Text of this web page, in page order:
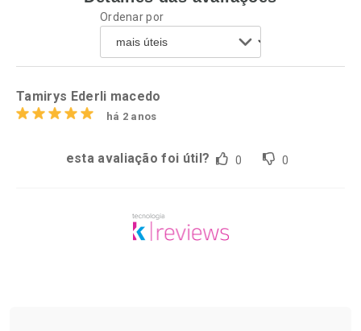
Comprar sem Desconto
Por R$ 41,27/cada
Comprar sem Desconto
Comprar sem Desconto
Por R$ 64,79/cada
Ordenar por
Tamirys Ederli macedo
há 2 anos
esta avaliação foi útil? 0 0